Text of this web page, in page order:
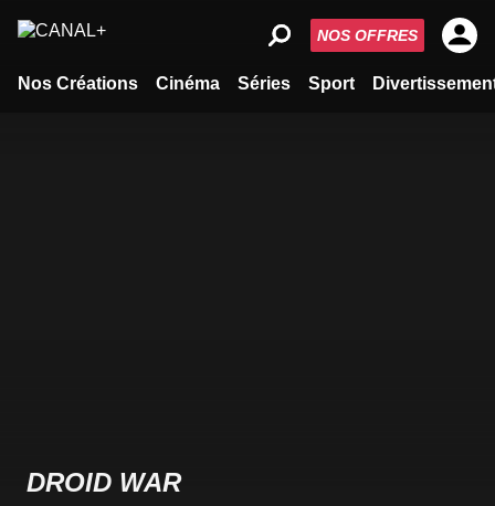
Nos Créations Cinéma Séries Sport
NOS OFFRES
DROID WAR